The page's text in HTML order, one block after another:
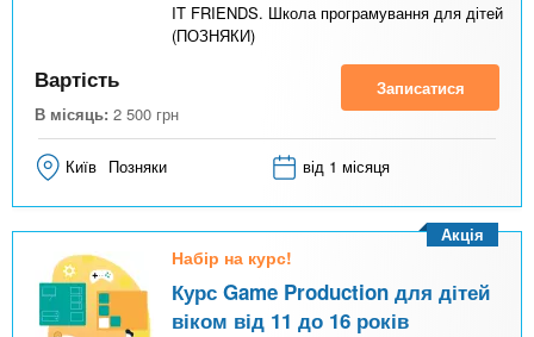
IT FRIENDS. Школа програмування для дітей
(ПОЗНЯКИ)
Вартість
В місяць: 2 500 грн
Записатися
Київ Позняки від 1 місяця
Набір на курс!
Курс Game Production для дітей
віком від 11 до 16 років
Акція